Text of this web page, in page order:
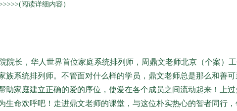
阅读详细内容）
院长，华人世界首位家庭系统排列师，周鼎文老师北京（个案）
系统排列师。不管面对什么样的学员，鼎文老师总是那么和善
家庭建立正确的爱的序位，使爱在各个成员之间流动起来！上
命欢呼吧！走进鼎文老师的课堂，与这位朴实热心的智者同行